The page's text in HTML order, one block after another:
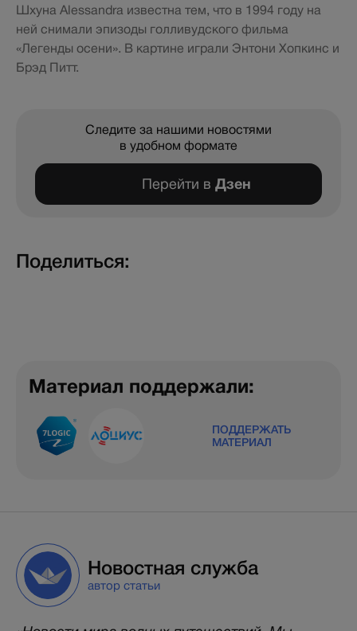
Шхуна Alessandra известна тем, что в 1994 году на
ней снимали эпизоды голливудского фильма
«Легенды осени». В картине играли Энтони Хопкинс и
Брэд Питт.
Следите за нашими новостями
в удобном формате
Перейти в Дзен
Поделиться:
Материал поддержали:
ПОДДЕРЖАТЬ
МАТЕРИАЛ
Новостная служба
автор статьи